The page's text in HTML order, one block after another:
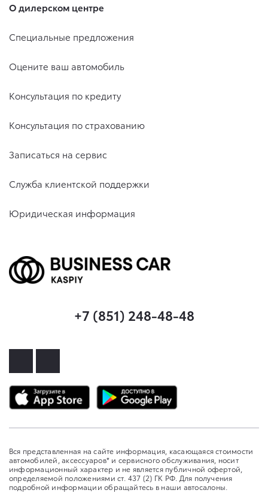
О дилерском центре
Специальные предложения
Оцените ваш автомобиль
Консультация по кредиту
Консультация по страхованию
Записаться на сервис
Служба клиентской поддержки
Юридическая информация
+7 (851) 248-48-48
Вся представленная на сайте информация, касающаяся стоимости
автомобилей, аксессуаров* и сервисного обслуживания, носит
информационный характер и не является публичной офертой,
определяемой положениями ст. 437 (2) ГК РФ. Для получения
подробной информации обращайтесь в наши автосалоны.